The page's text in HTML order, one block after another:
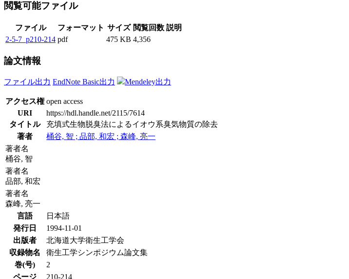
閲覧可能ファイル
ファイル フォーマット サイズ 閲覧回数 説明
2-5-7_p210-214 pdf 475 KB 4,356
論文情報
ファイル出力 EndNote Basic出力 Mendeley出力
アクセス権 open access
URI
https://hdl.handle.net/2115/7614
タイトル
充填式生物脱臭法によるイオウ系臭気物質の除去
著者
桶谷, 智 ; 品部, 和宏 ; 森峰, 亮一
著者名
桶谷, 智
著者名
品部, 和宏
著者名
森峰, 亮一
言語
日本語
発行日
1994-11-01
出版者
北海道大学衛生工学会
収録物名
衛生工学シンポジウム論文集
巻(号)
2
ページ
210-214